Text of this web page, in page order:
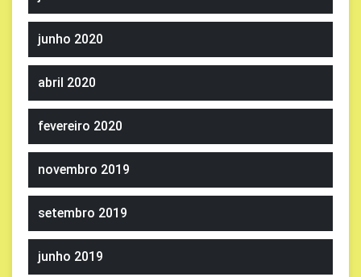
junho 2020
abril 2020
fevereiro 2020
novembro 2019
setembro 2019
junho 2019